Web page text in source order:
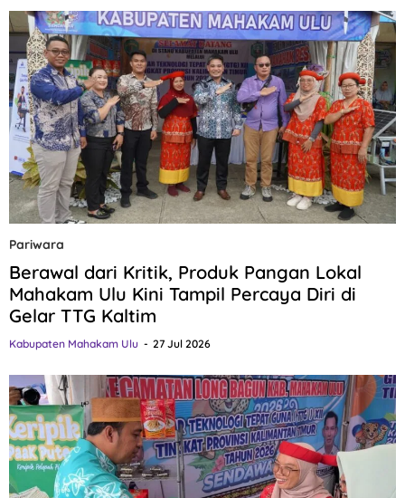
Pariwara
Berawal dari Kritik, Produk Pangan Lokal
Mahakam Ulu Kini Tampil Percaya Diri di
Gelar TTG Kaltim
Kabupaten Mahakam Ulu 27 Jul 2026